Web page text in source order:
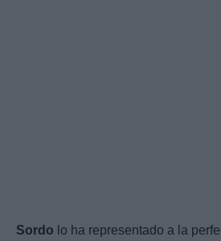
Sordo lo ha representado a la